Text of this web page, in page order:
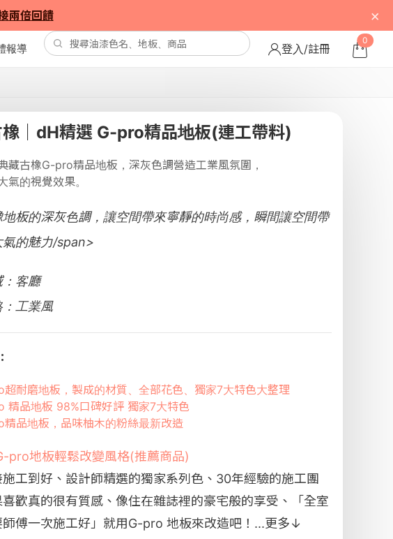
兩倍回饋 ×
報導 登入/註冊
0
｜dH精選 G-pro精品地板(連工帶料)
藏古橡G-pro精品地板，深灰色調營造工業風氛圍，
氣的視覺效果。
板的深灰色調，讓空間帶來寧靜的時尚感，瞬間讓空間帶
氣的魅力/span>
：客廳
：工業風
超耐磨地板，製成的材質、全部花色、獨家7大特色大整理
精品地板 98%口碑好評 獨家7大特色
精品地板，品味柚木的粉絲最新改造
pro地板輕鬆改變風格(推薦商品)
工到好、設計師精選的獨家系列色、30年經驗的施工團
喜歡真的很有質感、像住在雜誌裡的豪宅般的享受、「全室
傅一次施工好」就用G-pro 地板來改造吧！...更多↓